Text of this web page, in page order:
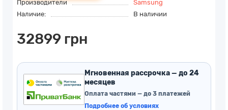
Производители
Samsung
Наличие:
В наличии
32899 грн
Мгновенная рассрочка — до 24
месяцев
Оплата частями — до 3 платежей
Подробнее об условиях